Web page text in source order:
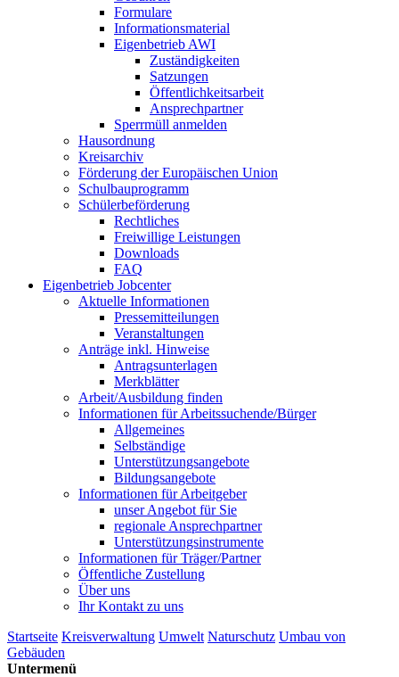
Formulare
Informationsmaterial
Eigenbetrieb AWI
Zuständigkeiten
Satzungen
Öffentlichkeitsarbeit
Ansprechpartner
Sperrmüll anmelden
Hausordnung
Kreisarchiv
Förderung der Europäischen Union
Schulbauprogramm
Schülerbeförderung
Rechtliches
Freiwillige Leistungen
Downloads
FAQ
Eigenbetrieb Jobcenter
Aktuelle Informationen
Pressemitteilungen
Veranstaltungen
Anträge inkl. Hinweise
Antragsunterlagen
Merkblätter
Arbeit/Ausbildung finden
Informationen für Arbeitssuchende/Bürger
Allgemeines
Selbständige
Unterstützungs­angebote
Bildungsangebote
Informationen für Arbeitgeber
unser Angebot für Sie
regionale Ansprechpartner
Unterstützungs­instrumente
Informationen für Träger/Partner
Öffentliche Zustellung
Über uns
Ihr Kontakt zu uns
Startseite Kreisverwaltung Umwelt Naturschutz Umbau von
Gebäuden
Untermenü